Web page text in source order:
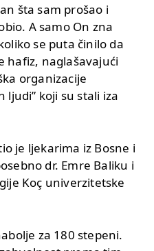
šta sam prošao i
A samo On zna
se puta činilo da
hafiz, naglašavajući
organizacije
ljudi” koji su stali iza
je ljekarima iz Bosne i
dr. Emre Baliku i
Koç univerzitetske
za 180 stepeni.